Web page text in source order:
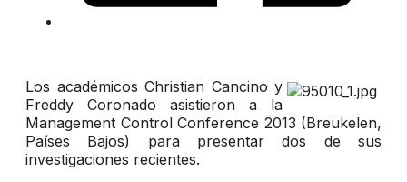
Los académicos Christian Cancino y
Freddy Coronado asistieron a la
Management Control Conference 2013 (Breukelen,
Países Bajos) para presentar dos de sus
investigaciones recientes.